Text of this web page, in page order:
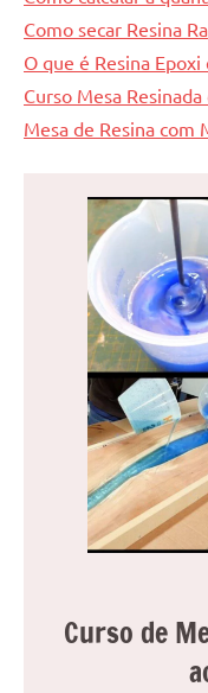
Como secar Resina
O que é Resina
Curso Mesa
Mesa de Resina com
Curso de